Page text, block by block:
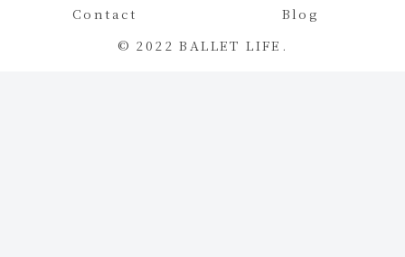
Contact
Blog
© 2022 BALLET LIFE.